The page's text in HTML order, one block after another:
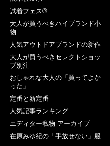
試着フェス®︎
大人が買うべきハイブランド小
物
人気アウトドアブランドの新作
大人が買うべきセレクトショッ
プ別注
おしゃれな大人の「買ってよか
った」
定番と新定番
人気記事ランキング
エディター私物 アーカイブ
在原みゆ紀の「手放せない」服